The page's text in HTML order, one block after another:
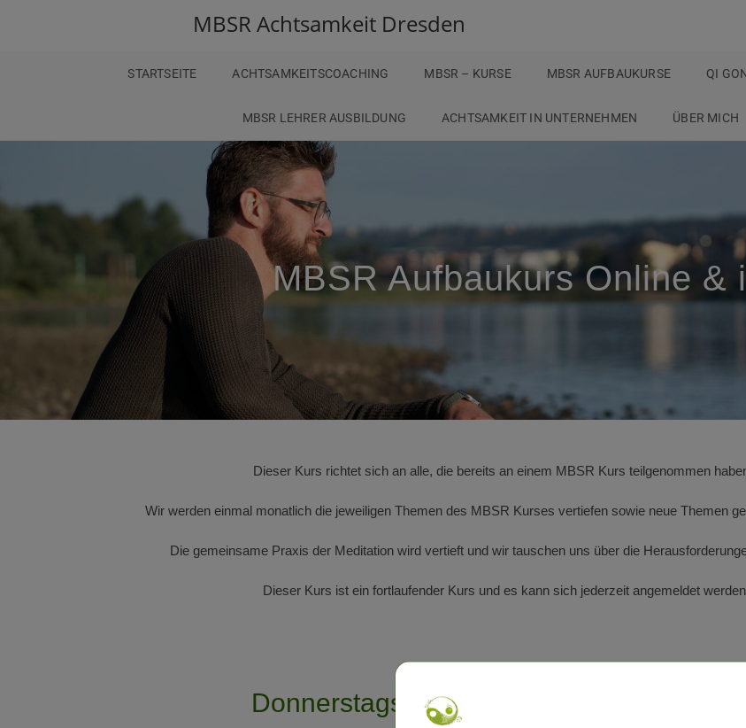
MBSR Achtsamkeit Dresden
STARTSEITE ACHTSAMKEITSCOACHING MBSR – KURSE MBSR AUFBAUKURSE QI
MBSR LEHRER AUSBILDUNG ACHTSAMKEIT IN UNTERNEHMEN ÜBER MICH
MBSR Aufbaukurs Online &
Dieser Kurs richtet sich an alle, die bereits an einem MBSR Kurs teilgenommen
Wir werden einmal monatlich die jeweiligen Themen des MBSR Kurses vertiefen sowie neue Themen
Die gemeinsame Praxis der Meditation wird vertieft und wir tauschen uns über die
Dieser Kurs ist ein fortlaufender Kurs und es kann sich jederzeit angemeldet werden
Donnerstags jeweils von 18:00 - 20:00 Uhr